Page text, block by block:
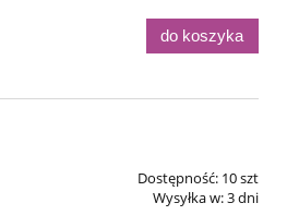
do koszyka
Dostępność: 10 szt
Wysyłka w:3 dni